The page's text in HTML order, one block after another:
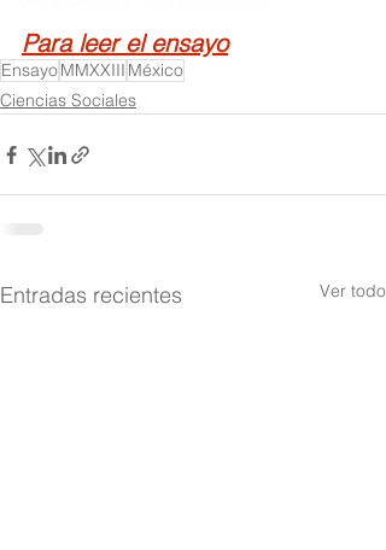
Para leer el ensayo
EnsayoMMXXIII México
Ciencias Sociales
Entradas recientes Ver todo